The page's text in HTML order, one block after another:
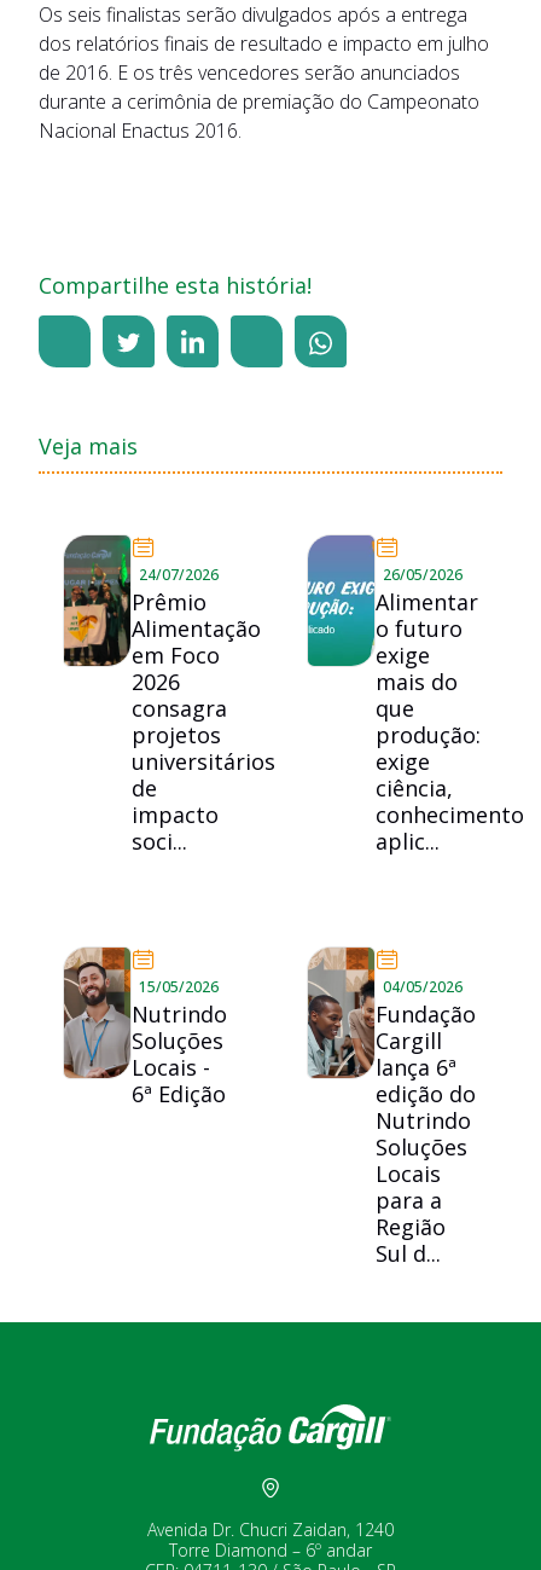
Os seis finalistas serão divulgados após a entrega
dos relatórios finais de resultado e impacto em julho
de 2016. E os três vencedores serão anunciados
durante a cerimônia de premiação do Campeonato
Nacional Enactus 2016.
Compartilhe esta história!
Veja mais
24/07/2026
Prêmio
Alimentação
em Foco
2026
consagra
projetos
universitários
de
impacto
soci...
26/05/2026
Alimentar
o futuro
exige
mais do
que
produção:
exige
ciência,
conhecimento
aplic...
15/05/2026
Nutrindo
Soluções
Locais -
6ª Edição
04/05/2026
Fundação
Cargill
lança 6ª
edição do
Nutrindo
Soluções
Locais
para a
Região
Sul d...
Avenida Dr. Chucri Zaidan, 1240
Torre Diamond – 6º andar